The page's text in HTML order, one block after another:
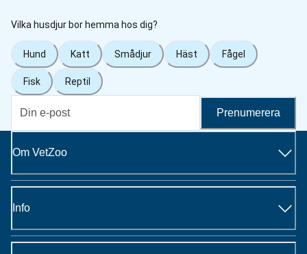
Vilka husdjur bor hemma hos dig?
Hund Katt Smådjur Häst Fågel
Fisk Reptil
Prenumerera
Om VetZoo
Info